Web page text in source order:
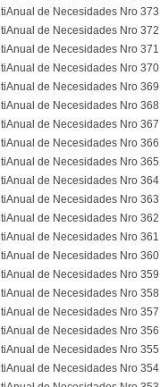
de Necesidades Nro 373
de Necesidades Nro 372
de Necesidades Nro 371
de Necesidades Nro 370
de Necesidades Nro 369
de Necesidades Nro 368
de Necesidades Nro 367
de Necesidades Nro 366
de Necesidades Nro 365
de Necesidades Nro 364
de Necesidades Nro 363
de Necesidades Nro 362
de Necesidades Nro 361
de Necesidades Nro 360
de Necesidades Nro 359
de Necesidades Nro 358
de Necesidades Nro 357
de Necesidades Nro 356
de Necesidades Nro 355
de Necesidades Nro 354